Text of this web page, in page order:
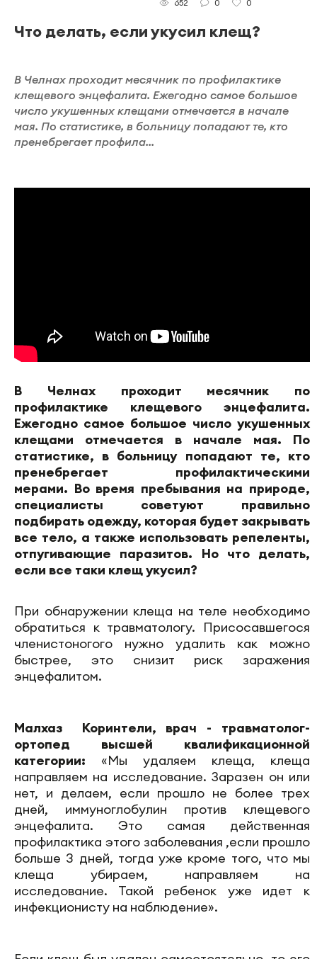
652
0 0
Что делать, если укусил клещ?
В Челнах проходит месячник по профилактике
клещевого энцефалита. Ежегодно самое большое
число укушенных клещами отмечается в начале
мая. По статистике, в больницу попадают те, кто
пренебрегает профила...
В Челнах проходит месячник по
профилактике клещевого энцефалита.
Ежегодно самое большое число укушенных
клещами отмечается в начале мая. По
статистике, в больницу попадают те, кто
пренебрегает профилактическими
мерами. Во время пребывания на природе,
специалисты советуют правильно
подбирать одежду, которая будет закрывать
все тело, а также использовать репеленты,
отпугивающие паразитов. Но что делать,
если все таки клещ укусил?
При обнаружении клеща на теле необходимо
обратиться к травматологу. Присосавшегося
членистоногого нужно удалить как можно
быстрее, это снизит риск заражения
энцефалитом.
Малхаз Коринтели, врач - травматолог-
ортопед высшей квалификационной
категории: «Мы удаляем клеща, клеща
направляем на исследование. Заразен он или
нет, и делаем, если прошло не более трех
дней, иммуноглобулин против клещевого
энцефалита. Это самая действенная
профилактика этого заболевания ,если прошло
больше 3 дней, тогда уже кроме того, что мы
клеща убираем, направляем на
исследование. Такой ребенок уже идет к
инфекционисту на наблюдение».